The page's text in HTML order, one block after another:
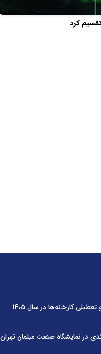
کارخانه‌ها در سال 1405
در نمایشگاه صنعت مبلمان تهران